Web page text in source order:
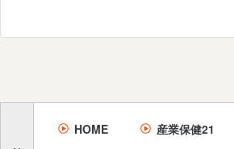
HOME 産業保健21